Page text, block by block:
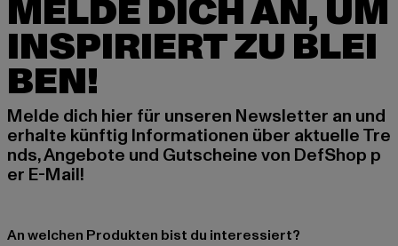
MELDE DICH AN, UM
INSPIRIERT ZU BLEI
BEN!
Melde dich hier für unseren Newsletter an und
erhalte künftig Informationen über aktuelle Tre
nds, Angebote und Gutscheine von DefShop p
er E-Mail!
An welchen Produkten bist du interessiert?